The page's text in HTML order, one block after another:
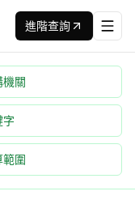
進階查詢
機關
字
範圍
| 案號：115007 | 公
式：公開招標 | 決